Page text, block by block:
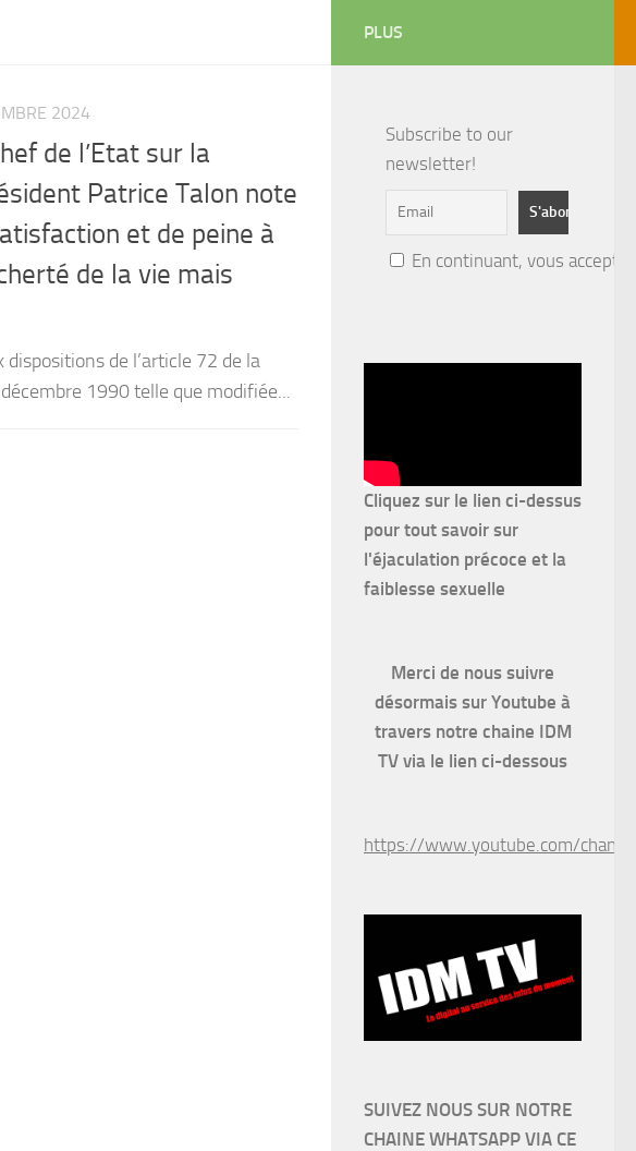
2024
de l’Etat sur la
Patrice Talon note
et de peine à
de la vie mais
de l’article 72 de la
1990 telle que modifiée...
PLUS
Subscribe to our
newsletter!
En continuant, vous
Cliquez sur le lien ci-dessus
pour tout savoir sur
l'éjaculation précoce et la
faiblesse sexuelle
Merci de nous suivre
désormais sur Youtube à
travers notre chaine IDM
TV via le lien ci-dessous
https://www.youtube.com/
SUIVEZ NOUS SUR NOTRE
CHAINE WHATSAPP VIA CE